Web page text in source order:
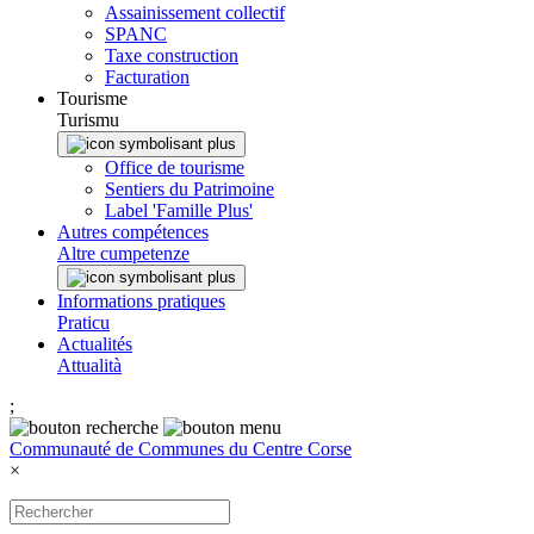
Assainissement collectif
SPANC
Taxe construction
Facturation
Tourisme
Turismu
Office de tourisme
Sentiers du Patrimoine
Label 'Famille Plus'
Autres compétences
Altre cumpetenze
Informations pratiques
Praticu
Actualités
Attualità
;
Communauté de Communes du Centre Corse
×